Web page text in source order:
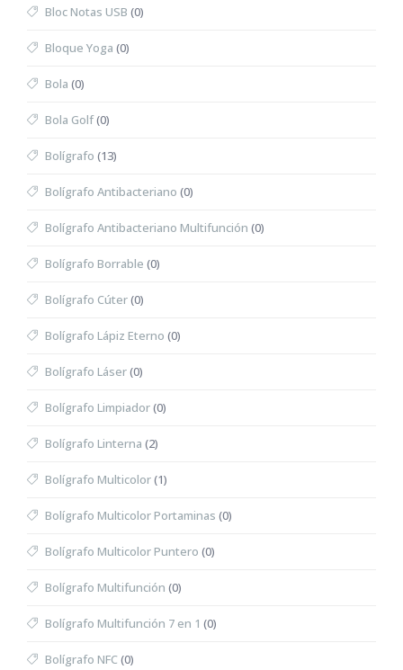
Bloc Notas USB (0)
Bloque Yoga (0)
Bola (0)
Bola Golf(0)
Bolígrafo (13)
Bolígrafo Antibacteriano (0)
Bolígrafo Antibacteriano Multifunción (0)
Bolígrafo Borrable (0)
Bolígrafo Cúter(0)
Bolígrafo Lápiz Eterno (0)
Bolígrafo Láser(0)
Bolígrafo Limpiador(0)
Bolígrafo Linterna (2)
Bolígrafo Multicolor(1)
Bolígrafo Multicolor Portaminas (0)
Bolígrafo Multicolor Puntero (0)
Bolígrafo Multifunción (0)
Bolígrafo Multifunción 7 en 1 (0)
Bolígrafo NFC(0)